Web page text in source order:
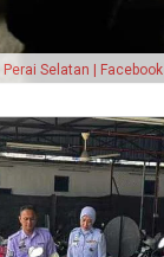
Perai Selatan | Facebook